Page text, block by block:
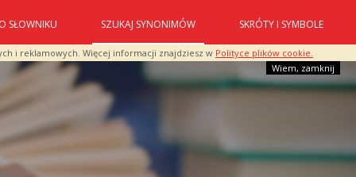
i reklamowych. Więcej informacji znajdziesz w Polityce plików cookie.
Wiem, zamknij
O SŁOWNIKU SZUKAJ SYNONIMÓW SKRÓTY I SYMBOLE